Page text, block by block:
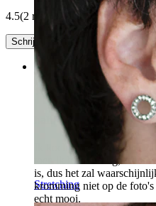
Stretching
4.5(2 reviews)
Schrijf een review
Rating
Ik kocht het met de
toen ik het ontving,
is, dus het zal
kromming niet op de
echt mooi.